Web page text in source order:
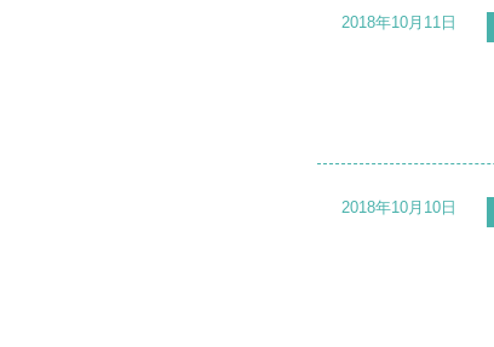
2018年10月11日
2018年10月10日